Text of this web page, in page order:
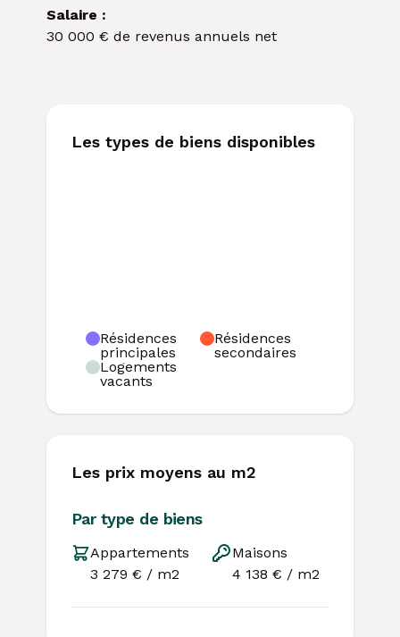
Salaire :
30 000 € de revenus annuels net
Les types de biens disponibles
Résidences
principales
Résidences
secondaires
Logements
vacants
Les prix moyens au m2
Par type de biens
Appartements
3 279 € / m2
Maisons
4 138 € / m2